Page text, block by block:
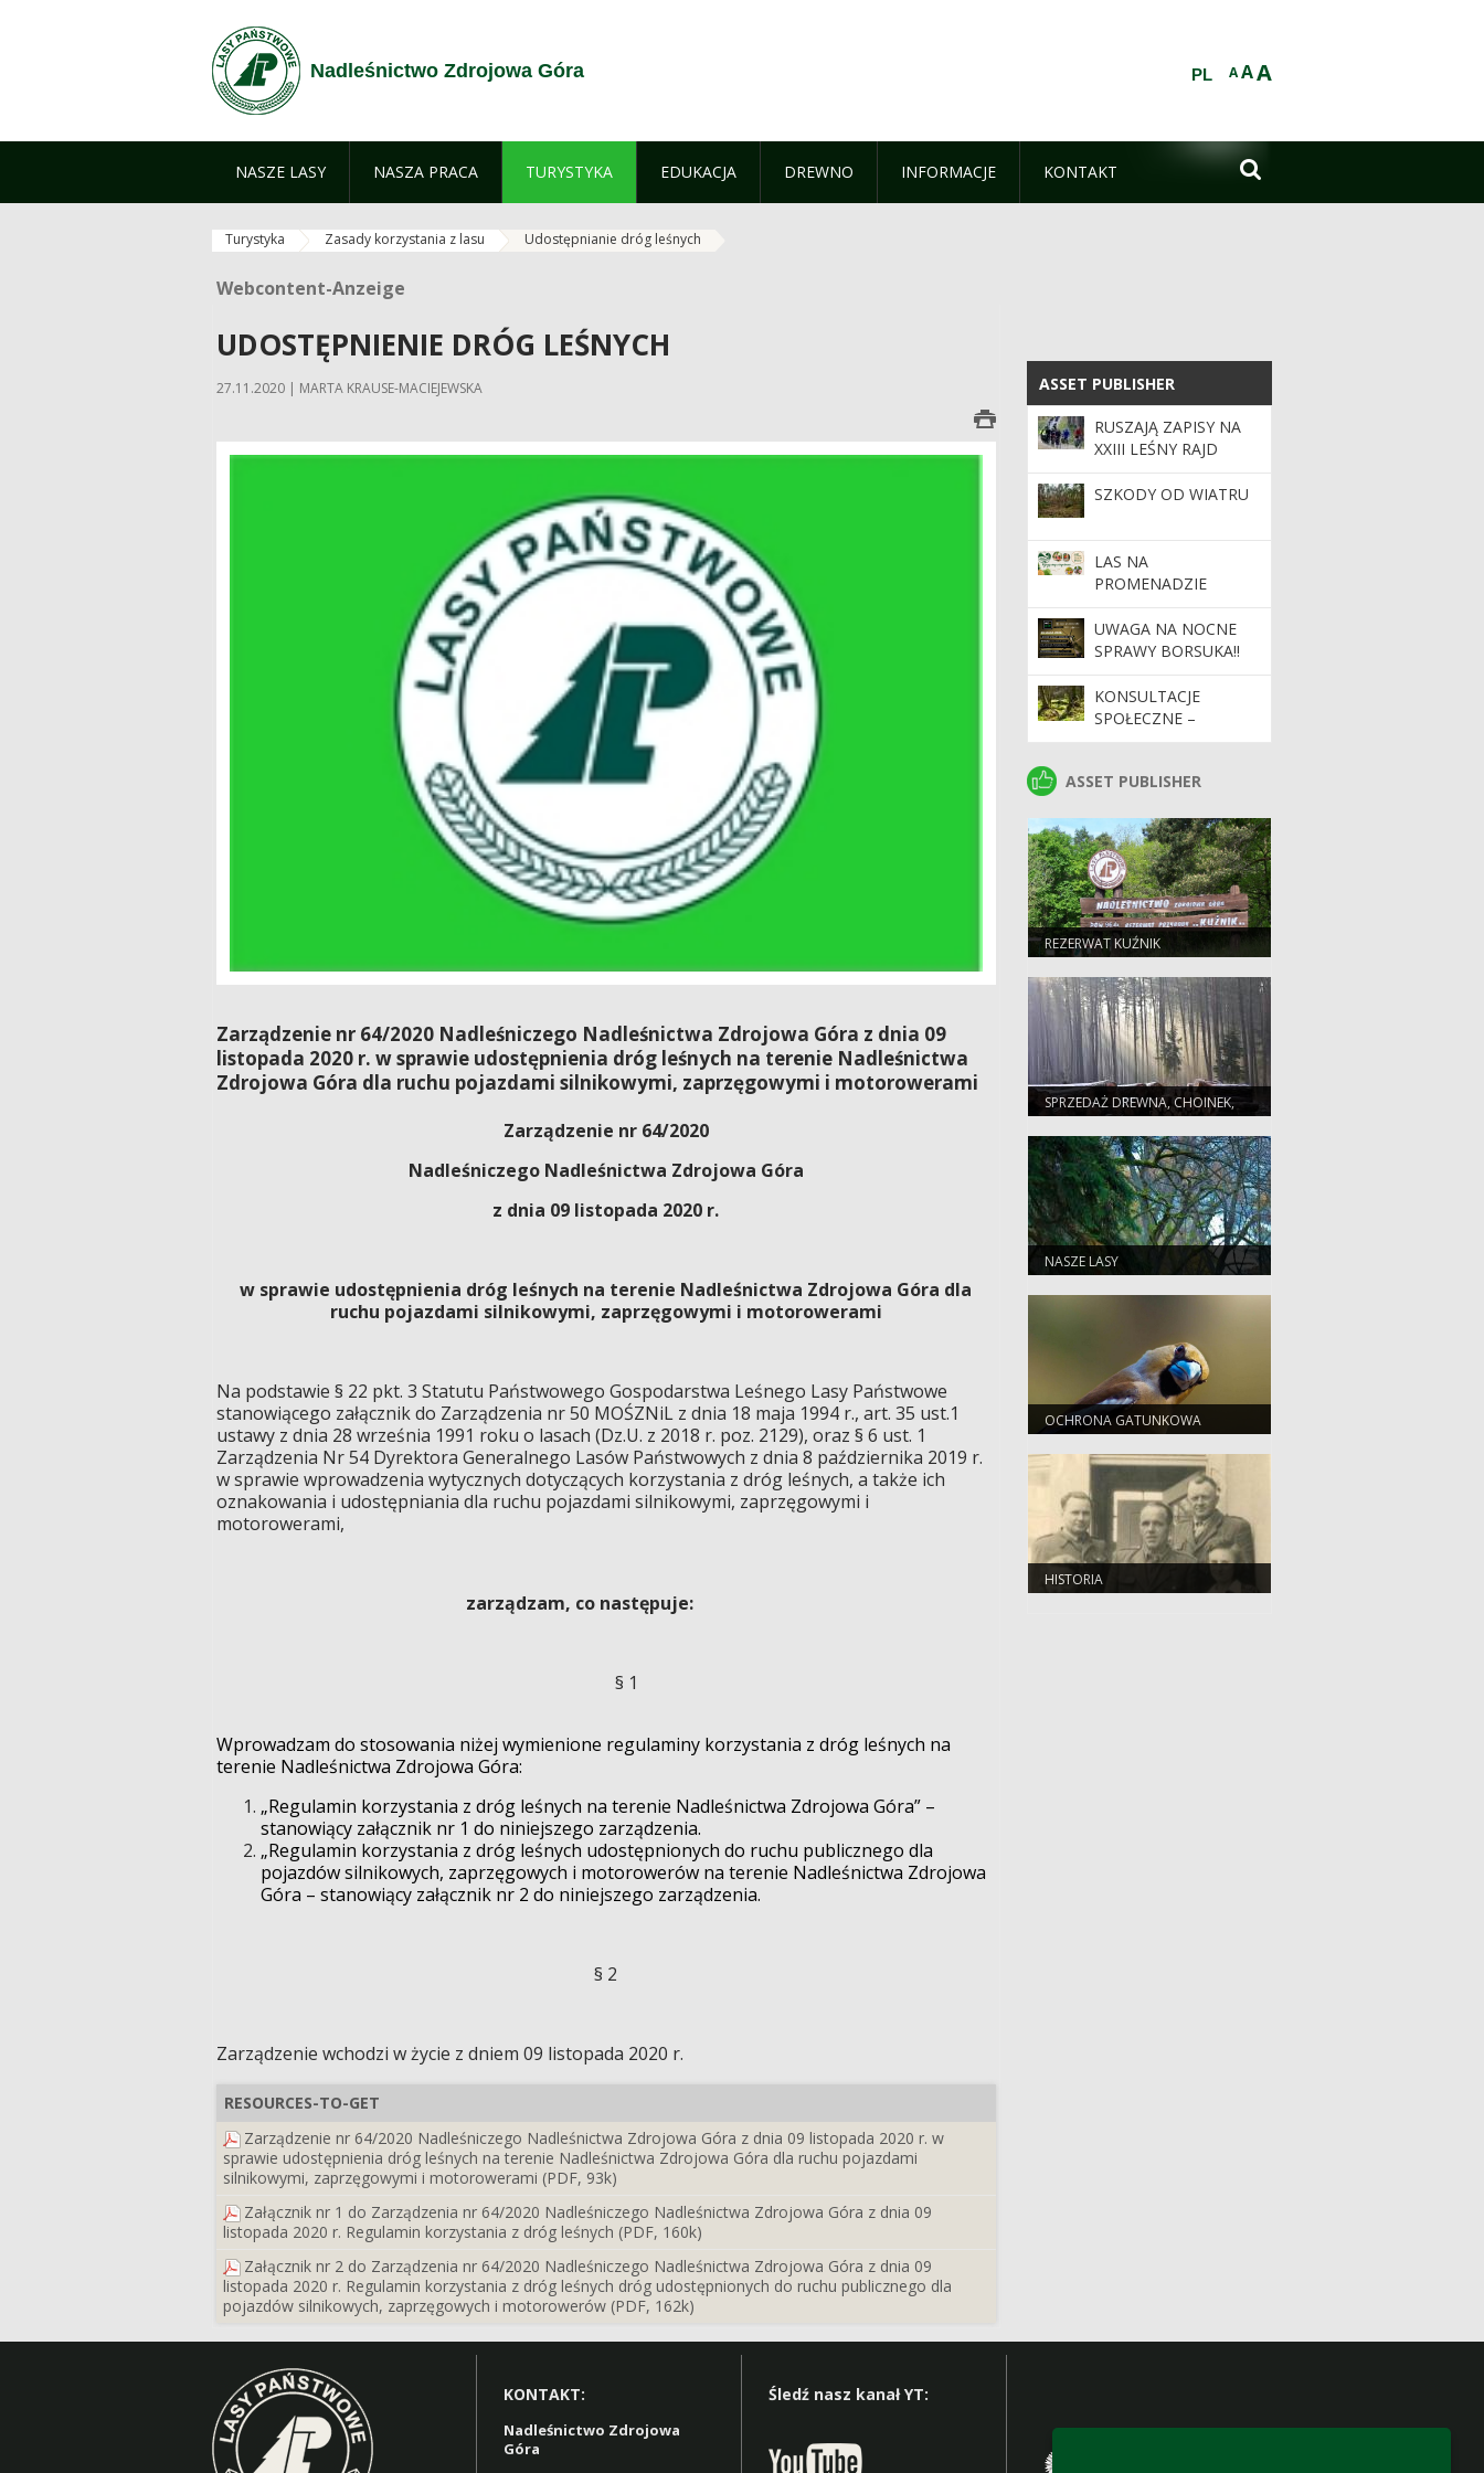
Nadleśnictwo Zdrojowa Góra AAA
PL
NASZE LASY NASZA PRACA TURYSTYKA EDUKACJA DREWNO INFORMACJE KONTAKT 
Turystyka Zasady korzystania z lasu Udostępnianie dróg leśnych
Webcontent-Anzeige
Webcontent-Anzeige
UDOSTĘPNIENIE DRÓG LEŚNYCH
27.11.2020 | MARTA KRAUSE-MACIEJEWSKA
Zarządzenie nr 64/2020 Nadleśniczego Nadleśnictwa Zdrojowa Góra z dnia 09
listopada 2020 r. w sprawie udostępnienia dróg leśnych na terenie Nadleśnictwa
Zdrojowa Góra dla ruchu pojazdami silnikowymi, zaprzęgowymi i motorowerami
Zarządzenie nr 64/2020
Nadleśniczego Nadleśnictwa Zdrojowa Góra
z dnia 09 listopada 2020 r.
w sprawie udostępnienia dróg leśnych na terenie Nadleśnictwa Zdrojowa Góra dla
ruchu pojazdami silnikowymi, zaprzęgowymi i motorowerami
Na podstawie § 22 pkt. 3 Statutu Państwowego Gospodarstwa Leśnego Lasy Państwowe
stanowiącego załącznik do Zarządzenia nr 50 MOŚZNiL z dnia 18 maja 1994 r., art. 35 ust.1
ustawy z dnia 28 września 1991 roku o lasach (Dz.U. z 2018 r. poz. 2129), oraz § 6 ust. 1
Zarządzenia Nr 54 Dyrektora Generalnego Lasów Państwowych z dnia 8 października 2019 r.
w sprawie wprowadzenia wytycznych dotyczących korzystania z dróg leśnych, a także ich
oznakowania i udostępniania dla ruchu pojazdami silnikowymi, zaprzęgowymi i
motorowerami,
zarządzam, co następuje:
§ 1
Wprowadzam do stosowania niżej wymienione regulaminy korzystania z dróg leśnych na
terenie Nadleśnictwa Zdrojowa Góra:
„Regulamin korzystania z dróg leśnych na terenie Nadleśnictwa Zdrojowa Góra” –
stanowiący załącznik nr 1 do niniejszego zarządzenia.
„Regulamin korzystania z dróg leśnych udostępnionych do ruchu publicznego dla
pojazdów silnikowych, zaprzęgowych i motorowerów na terenie Nadleśnictwa Zdrojowa
Góra – stanowiący załącznik nr 2 do niniejszego zarządzenia.
§ 2
Zarządzenie wchodzi w życie z dniem 09 listopada 2020 r.
RESOURCES-TO-GET
Zarządzenie nr 64/2020 Nadleśniczego Nadleśnictwa Zdrojowa Góra z dnia 09 listopada 2020 r. w
sprawie udostępnienia dróg leśnych na terenie Nadleśnictwa Zdrojowa Góra dla ruchu pojazdami
silnikowymi, zaprzęgowymi i motorowerami (PDF, 93k)
Załącznik nr 1 do Zarządzenia nr 64/2020 Nadleśniczego Nadleśnictwa Zdrojowa Góra z dnia 09
listopada 2020 r. Regulamin korzystania z dróg leśnych (PDF, 160k)
Załącznik nr 2 do Zarządzenia nr 64/2020 Nadleśniczego Nadleśnictwa Zdrojowa Góra z dnia 09
listopada 2020 r. Regulamin korzystania z dróg leśnych dróg udostępnionych do ruchu publicznego dla
pojazdów silnikowych, zaprzęgowych i motorowerów (PDF, 162k)
ASSET PUBLISHER
ASSET PUBLISHER
RUSZAJĄ ZAPISY NA
XXIII LEŚNY RAJD
ROWEROWY!
SZKODY OD WIATRU
LAS NA
PROMENADZIE
UWAGA NA NOCNE
SPRAWY BORSUKA‼
KONSULTACJE
SPOŁECZNE –
POWIERZCHNIE
ASSET PUBLISHER
ASSET PUBLISHER
REZERWAT KUŹNIK
SPRZEDAŻ DREWNA, CHOINEK,
SADZONEK I NASION
NASZE LASY
OCHRONA GATUNKOWA
HISTORIA
KONTAKT:
Nadleśnictwo Zdrojowa
Góra
Śledź nasz kanał YT: